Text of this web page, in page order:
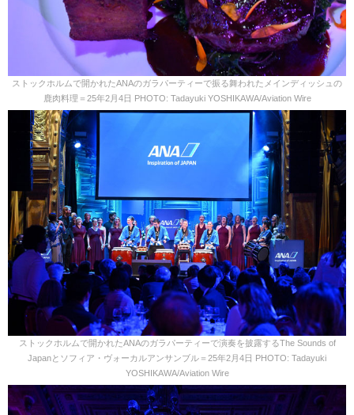
ストックホルムで開かれたANAのガラパーティーで振る舞われたメインディッシュの
鹿肉料理＝25年2月4日 PHOTO: Tadayuki YOSHIKAWA/Aviation Wire
ストックホルムで開かれたANAのガラパーティーで演奏を披露するThe Sounds of
Japanとソフィア・ヴォーカルアンサンブル＝25年2月4日 PHOTO: Tadayuki
YOSHIKAWA/Aviation Wire